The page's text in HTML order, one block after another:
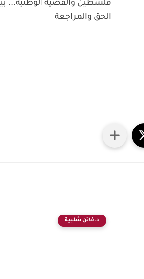
فلسطين والقضية الوطنية...
الحق والمراجعة
د.فاتن شلبية